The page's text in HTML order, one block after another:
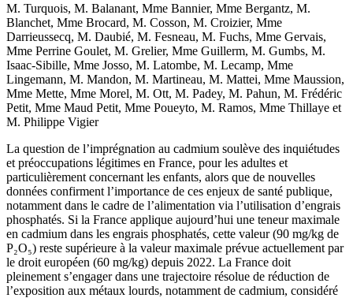
M. Turquois, M. Balanant, Mme Bannier, Mme Bergantz, M.
Blanchet, Mme Brocard, M. Cosson, M. Croizier, Mme
Darrieussecq, M. Daubié, M. Fesneau, M. Fuchs, Mme Gervais,
Mme Perrine Goulet, M. Grelier, Mme Guillerm, M. Gumbs, M.
Isaac-Sibille, Mme Josso, M. Latombe, M. Lecamp, Mme
Lingemann, M. Mandon, M. Martineau, M. Mattei, Mme Maussion,
Mme Mette, Mme Morel, M. Ott, M. Padey, M. Pahun, M. Frédéric
Petit, Mme Maud Petit, Mme Poueyto, M. Ramos, Mme Thillaye et
M. Philippe Vigier
La question de l’imprégnation au cadmium soulève des inquiétudes
et préoccupations légitimes en France, pour les adultes et
particulièrement concernant les enfants, alors que de nouvelles
données confirment l’importance de ces enjeux de santé publique,
notamment dans le cadre de l’alimentation via l’utilisation d’engrais
phosphatés. Si la France applique aujourd’hui une teneur maximale
en cadmium dans les engrais phosphatés, cette valeur (90 mg/kg de
P₂O₅) reste supérieure à la valeur maximale prévue actuellement par
le droit européen (60 mg/kg) depuis 2022. La France doit
pleinement s’engager dans une trajectoire résolue de réduction de
l’exposition aux métaux lourds, notamment de cadmium, considéré